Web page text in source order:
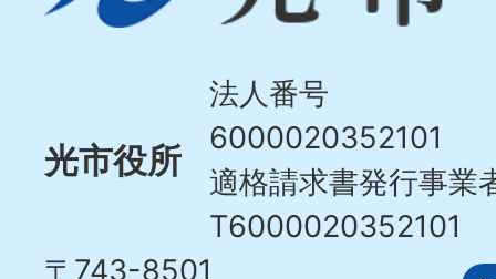
Hikari
光市役所
法人番号
6000020352101
適格請求書発行事業
T6000020352101
〒743-8501